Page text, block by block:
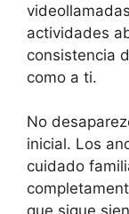
actividades
consistencia
como a ti.
No
inicial. Los
cuidado